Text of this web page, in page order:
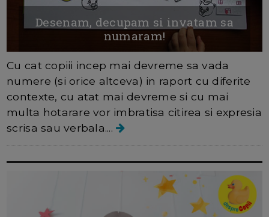
Desenam, decupam si invatam sa
numaram!
Cu cat copiii incep mai devreme sa vada
numere (si orice altceva) in raport cu diferite
contexte, cu atat mai devreme si cu mai
multa hotarare vor imbratisa citirea si expresia
scrisa sau verbala....